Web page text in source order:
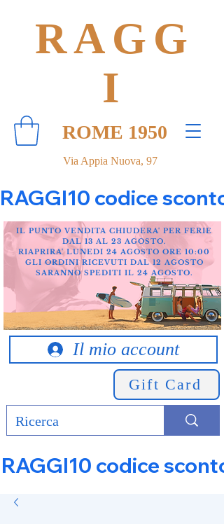
Via Appia Nuova, 97
RAGG
I
ROME 1950
RAGGI10 codice
Il mio account
Gift Card
IL PUNTO VENDITA CHIUDERA' PER FERIE
DAL 13 AL 23 AGOSTO.
RIAPRIRA' LUNEDI 24 AGOSTO ORE 10:00
GLI ORDINI RICEVUTI DAL 12 AGOSTO
SARANNO SPEDITI IL 24 AGOSTO.
RAGGI10 codice